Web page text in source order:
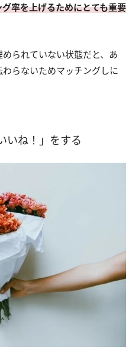
率を上げるためにとても重要
られていない状態だと、あ
らないためマッチングしに
いね！」をする